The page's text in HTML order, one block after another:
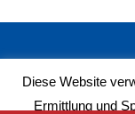
Diese Website
Ermittlung und